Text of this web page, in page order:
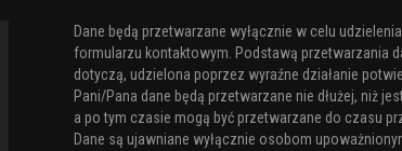
Dane będą przetwarzane wyłącznie w celu
formularzu kontaktowym. Podstawą przetwarzania
dotyczą, udzielona poprzez wyraźne działanie
Pani/Pana dane będą przetwarzane nie dłużej, niż
a po tym czasie mogą być przetwarzane do czasu
Dane są ujawniane wyłącznie osobom